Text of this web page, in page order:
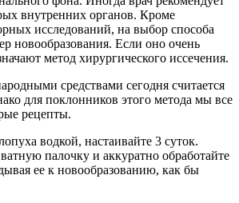
внутренних органов. Кроме
исследований, на выбор способа
новообразования. Если оно очень
метод хирургического иссечения.
средствами сегодня считается
для поклонников этого метода мы все
рецепты.
водкой, настаивайте 3 суток.
палочку и аккуратно обработайте
ее к новообразованию, как бы